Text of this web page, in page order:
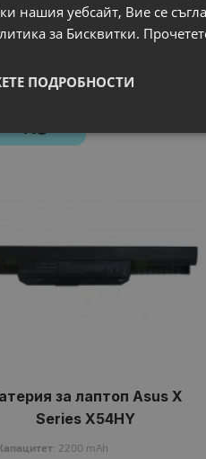
N
за лаптоп Asus X
Series X54HY
: 2200 mAh
нашия уебсайт, Вие се
за Бисквитки.
ПОДРОБНОСТИ